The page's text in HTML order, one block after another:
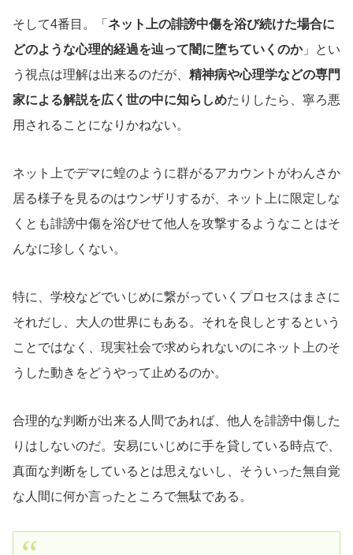
そして4番目。「 ネット上の誹謗中傷を浴び続けた場合に
どのような心理的経過を辿って闇に堕ちていくのか」とい
う視点は理解は出来るのだが、 精神病や心理学などの専門
家による解説を広く世の中に知らしめたりしたら、寧ろ悪
用されることになりかねない。
ネット上でデマに蝗のように群がるアカウントがわんさか
居る様子を見るのはウンザリするが、ネット上に限定しな
くとも誹謗中傷を浴びせて他人を攻撃するようなことはそ
んなに珍しくない。
特に、学校などでいじめに繋がっていくプロセスはまさに
それだし、大人の世界にもある。それを良しとするという
ことではなく、現実社会で求められないのにネット上のそ
うした動きをどうやって止めるのか。
合理的な判断が出来る人間であれば、他人を誹謗中傷した
りはしないのだ。安易にいじめに手を貸している時点で、
真面な判断をしているとは思えないし、そういった無自覚
な人間に何か言ったところで無駄である。